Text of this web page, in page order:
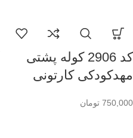
کد 2906 کوله پشتی
مهدکودکی کارتونی
750,000 تومان